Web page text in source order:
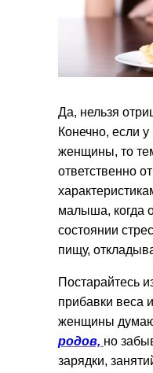
Да, нельзя
Конечно, если
женщины, то
ответственно
малыша, когда
состоянии
пищу,
Постарайтесь
прибавки веса
женщины
родов, но
зарядки,